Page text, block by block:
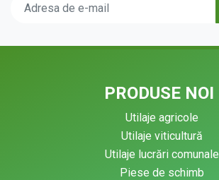
PRODUSE NOI
Utilaje agricole
Utilaje viticultură
Utilaje lucrări comunale
Piese de schimb